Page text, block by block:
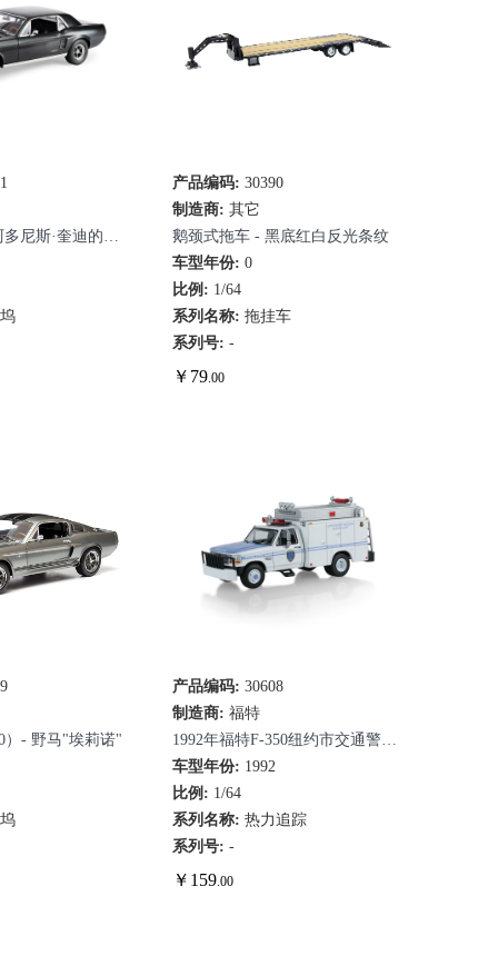
查看
尼斯·奎迪的野
快速查看
产品编码: 30390
制造商: 其它
鹅颈式拖车 - 黑底红白反光条纹
车型年份: 0
比例: 1/64
系列名称: 拖挂车
系列号: -
￥ 79.00
查看
）- 野马"埃莉诺"
快速查看
产品编码: 30608
制造商: 福特
1992年福特F-350纽约市交通警察
（全新ESU模具）
车型年份: 1992
比例: 1/64
系列名称: 热力追踪
系列号: -
￥ 159.00